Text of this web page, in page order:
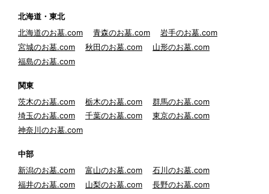
北海道・東北
北海道のお墓.com
青森のお墓.com
岩手のお墓.com
宮城のお墓.com
秋田のお墓.com
山形のお墓.com
福島のお墓.com
関東
茨木のお墓.com
栃木のお墓.com
群馬のお墓.com
埼玉のお墓.com
千葉のお墓.com
東京のお墓.com
神奈川のお墓.com
中部
新潟のお墓.com
富山のお墓.com
石川のお墓.com
福井のお墓.com
山梨のお墓.com
長野のお墓.com